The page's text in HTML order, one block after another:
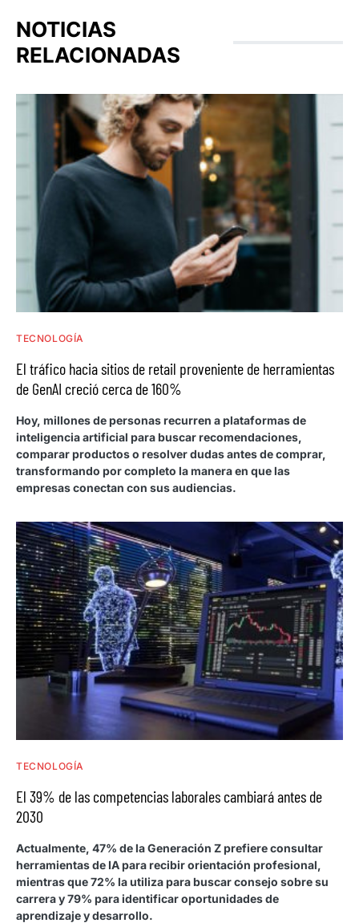
NOTICIAS
RELACIONADAS
TECNOLOGÍA
El tráfico hacia sitios de retail proveniente de herramientas
de GenAI creció cerca de 160%
Hoy, millones de personas recurren a plataformas de
inteligencia artificial para buscar recomendaciones,
comparar productos o resolver dudas antes de comprar,
transformando por completo la manera en que las
empresas conectan con sus audiencias.
TECNOLOGÍA
El 39% de las competencias laborales cambiará antes de
2030
Actualmente, 47% de la Generación Z prefiere consultar
herramientas de IA para recibir orientación profesional,
mientras que 72% la utiliza para buscar consejo sobre su
carrera y 79% para identificar oportunidades de
aprendizaje y desarrollo.